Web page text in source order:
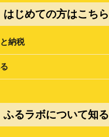
はじめての方はこちら
納税
ふるラボについて知る